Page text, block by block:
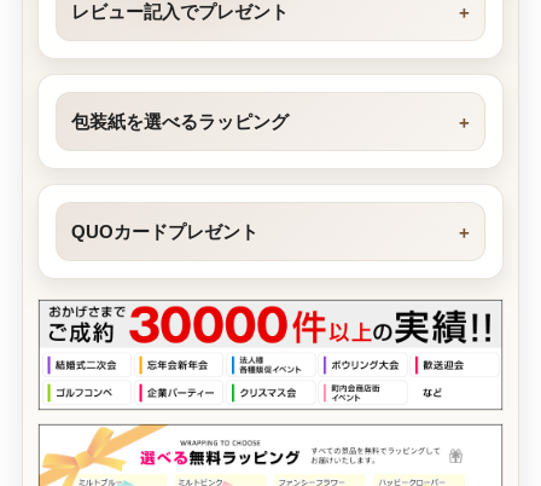
レビュー記入でプレゼント
包装紙を選べるラッピング
QUOカードプレゼント